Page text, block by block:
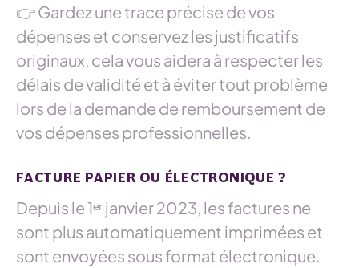
👉 Gardez une trace précise de vos
dépenses et conservez les justificatifs
originaux, cela vous aidera à respecter les
délais de validité et à éviter tout problème
lors de la demande de remboursement de
vos dépenses professionnelles.
FACTURE PAPIER OU ÉLECTRONIQUE ?
Depuis le 1ᵉʳ janvier 2023, les factures ne
sont plus automatiquement imprimées et
sont envoyées sous format électronique.